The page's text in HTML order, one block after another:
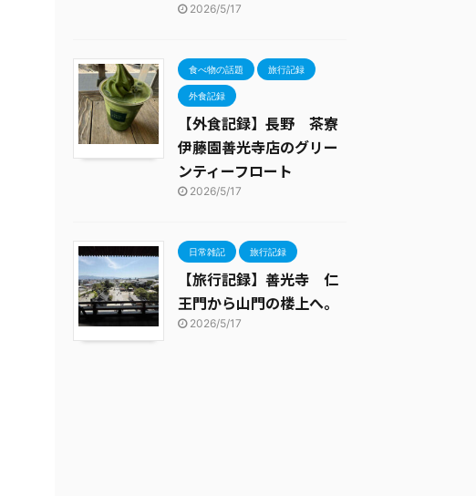
2026/5/17
食べ物の話題 旅行記録
外食記録
【外食記録】長野 茶寮
伊藤園善光寺店のグリー
ンティーフロート
2026/5/17
日常雑記 旅行記録
【旅行記録】善光寺 仁
王門から山門の楼上へ。
2026/5/17